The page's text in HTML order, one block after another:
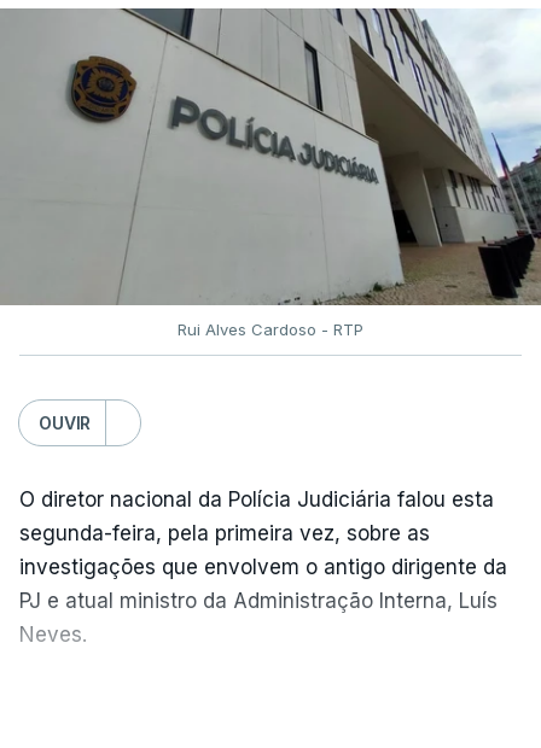
anteriores, dos incêndios de 2017”.
Montenegro frisou ainda que "este ano temos o
maior dispositivo especial de combater a
incêndios rurais de sempre"e salientou as
parcerias com os países que colaboram no
Mecanismo Europeu de Proteção Civil.
ESTE CONTEÚDO ESTÁ NESTE
Além disso, o chefe do Governo afirmou que está a
ser alterado "de forma significativa o modelo de
Rui Alves Cardoso - RTP
OUVIR
O diretor nacional da Polícia Judiciária falou esta
segunda-feira, pela primeira vez, sobre as
investigações que envolvem o antigo dirigente da
PJ e atual ministro da Administração Interna, Luís
Neves.